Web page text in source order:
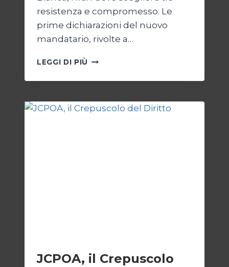
resistenza e compromesso. Le
prime dichiarazioni del nuovo
mandatario, rivolte a…
LEGGI DI PIÙ TRUMP
IL
PER
L’IRAN
JCPOA, il Crepuscolo